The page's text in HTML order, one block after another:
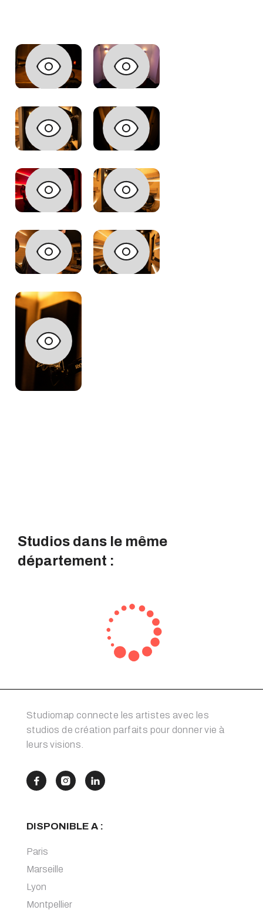
mixage et le mastering
composition avec nos beatmakers
covers clips.
Studios dans le même
département :
Studiomap connecte les artistes avec les
studios de création parfaits pour donner vie à
leurs visions.
  
DISPONIBLE A :
Paris
Marseille
Lyon
Montpellier